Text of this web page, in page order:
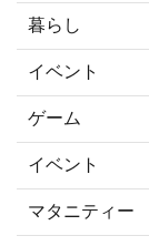
暮らし
イベント
ゲーム
イベント
マタニティー